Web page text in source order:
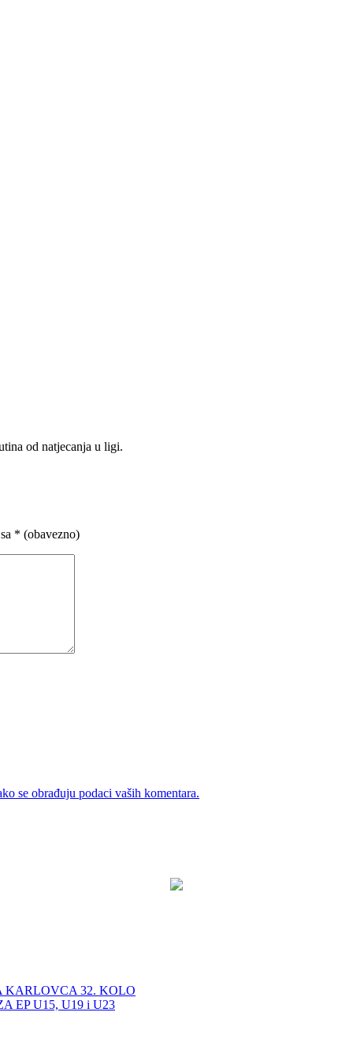
od natjecanja u ligi.
* (obavezno)
se obrađuju podaci vaših komentara.
KARLOVCA 32. KOLO
EP U15, U19 i U23